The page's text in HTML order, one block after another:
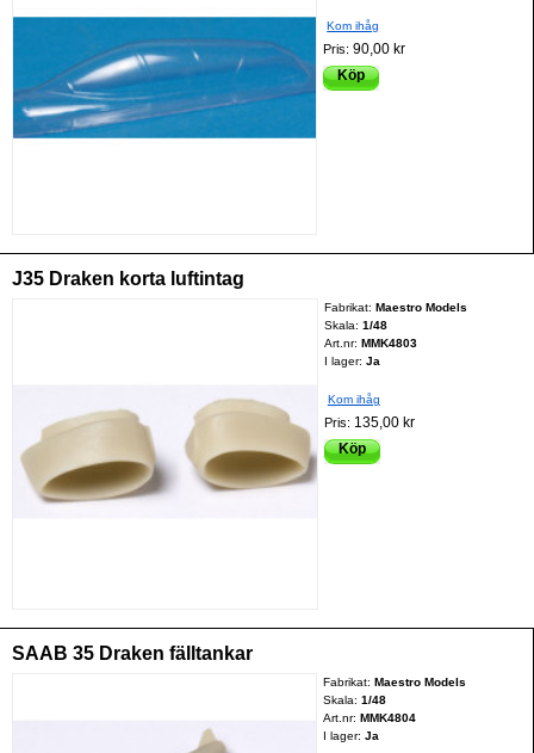
Kom ihåg
Pris:90,00 kr
Köp
J35 Draken korta luftintag
Fabrikat: Maestro Models
Skala: 1/48
Art.nr: MMK4803
I lager: Ja
Kom ihåg
Pris: 135,00 kr
Köp
SAAB 35 Draken fälltankar
Fabrikat:Maestro Models
Skala:1/48
Art.nr:MMK4804
I lager: Ja